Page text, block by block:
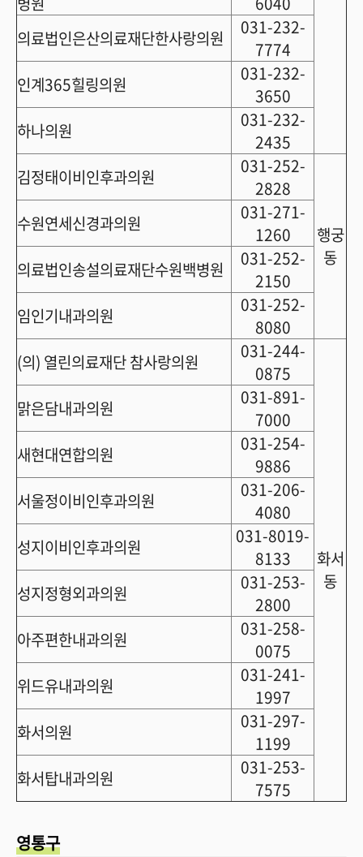
의료법인은산의료재단한사랑의원
031-232-
7774
인계365힐링의원
031-232-
3650
하나의원
031-232-
2435
김정태이비인후과의원
031-252-
2828
행궁
동
수원연세신경과의원
031-271-
1260
의료법인송설의료재단수원백병원
031-252-
2150
임인기내과의원
031-252-
8080
(의) 열린의료재단 참사랑의원
031-244-
0875
화서
동
맑은담내과의원
031-891-
7000
새현대연합의원
031-254-
9886
서울정이비인후과의원
031-206-
4080
성지이비인후과의원
031-8019-
8133
성지정형외과의원
031-253-
2800
아주편한내과의원
031-258-
0075
위드유내과의원
031-241-
1997
화서의원
031-297-
1199
화서탑내과의원
031-253-
7575
영통구